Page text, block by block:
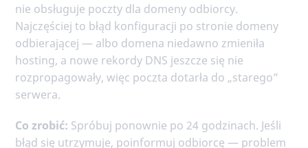
nie obsługuje poczty dla domeny odbiorcy.
Najczęściej to błąd konfiguracji po stronie domeny
odbierającej — albo domena niedawno zmieniła
hosting, a nowe rekordy DNS jeszcze się nie
rozpropagowały, więc poczta dotarła do „starego”
serwera.
Co zrobić: Spróbuj ponownie po 24 godzinach. Jeśli
błąd się utrzymuje, poinformuj odbiorcę — problem